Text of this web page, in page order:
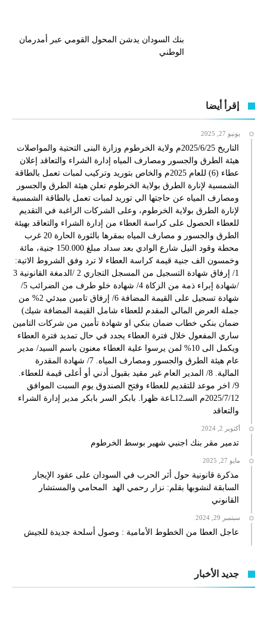
بنك السودان يدشن المحول القومي عبر أمدرمان
الوطني
إقرأ أيضا
يونيو 27, 2025
التاريخ 2025/6/25م ولاية الخرطوم وزارة البنى التحتية والمواصلات
هيئة الطرق والجسور ومصارف المياه إدارة الشراء والتعاقد إعلان
عطاء (6) للعام 2025م والخاص بتوريد وتركيب لمبات تعمل بالطاقة
الشمسية لإنارة الطرق بولاية الخرطوم تعلن هيئة الطرق والجسور
ومصارف المياه عن حاجتها الي توريد لمبات تعمل بالطاقة الشمسية
لإنارة الطرق بولاية الخرطوم، وعلى الشركات الراغبة في التقديم
للعطاء الحصول على كراسة العطاء من إدارة الشراء والتعاقد بهيئة
الطرق والجسور و مصارف المياه بمقرها بالثورة الحارة 20 غرب
محطة وقود النيل شارع الوادي بعد سداد مبلغ 150.000 جنية، مائة
وخمسون الف جنية قيمة كراسة العطاء لا ترد وفق الشروط الاتية:
1/ إرفاق شهادة التسجيل من المسجل التجاري 2 /الدمغة القانونية 3
/شهادة إبراء ذمة من الزكاة 4/ شهادة خلو طرف من الضرائب 5/
شهادة تسجيل على القيمة المضافة 6/ إرفاق تامين مبدئي 2% من
جملة العرض المالي المقدم للعطاء شامل القيمة المضافة شيك)
ضمان بنكي خطاب ضمان بنكي او شهادة تأمين من شركات التامين
ساري المفعول خلال فترة العطاء يجدد في حال تمديد فترة العطاء
ويكمل الى 10% لمن يرسوا علية العطاء معنون باسم السيد/ مدير
عام هيئة الطرق والجسور ومصارف المياه. 7/ شهادة المقدرة
المالية. 8/ المدير العام غير مقيد بقبول أدني أو أعلى قيمة للعطاء.
9/ اخر موعد للتقديم للعطاء وفتح الصندوق يوم السبت الموافق
2025/7/12م السـ12ـاعة ظهرا. بابكر السر بابكر مدير إدارة الشراء
والتعاقد
أكتوبر 2, 2024
تدمير مقر بنك اجنبي شهير بوسط الخرطوم
مايو 27, 2025
مذكرة قانونية حول أثر الحرب في السودان على عقود الإيجار
السابقة لنشوبها بقلم: نزار رحمي الهد المحامي والمستشار
القانوني
سبتمبر 29, 2024
عاجل العطا من الخطوط الأمامية : وصول أسلحة جديدة للجيش
جديد الأخبار